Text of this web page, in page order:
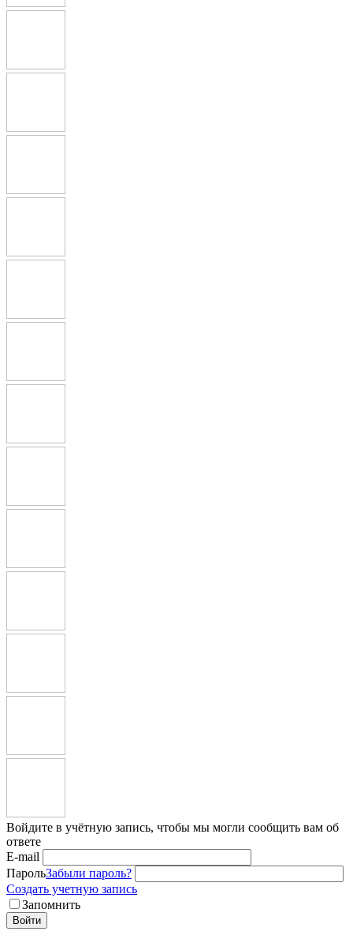
Войдите в учётную запись, чтобы мы могли сообщить вам об
ответе
E-mail
ПарольЗабыли пароль?
Создать учетную запись
Запомнить
Войти